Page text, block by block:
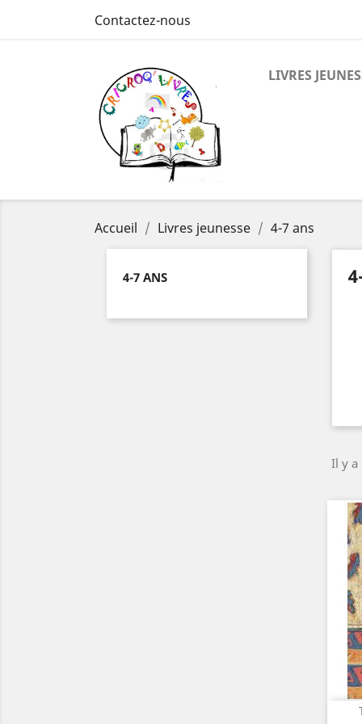
Contactez-nous
LIVRES
Accueil Livres jeunesse 4-7 ans
4-7 ANS
Il y a